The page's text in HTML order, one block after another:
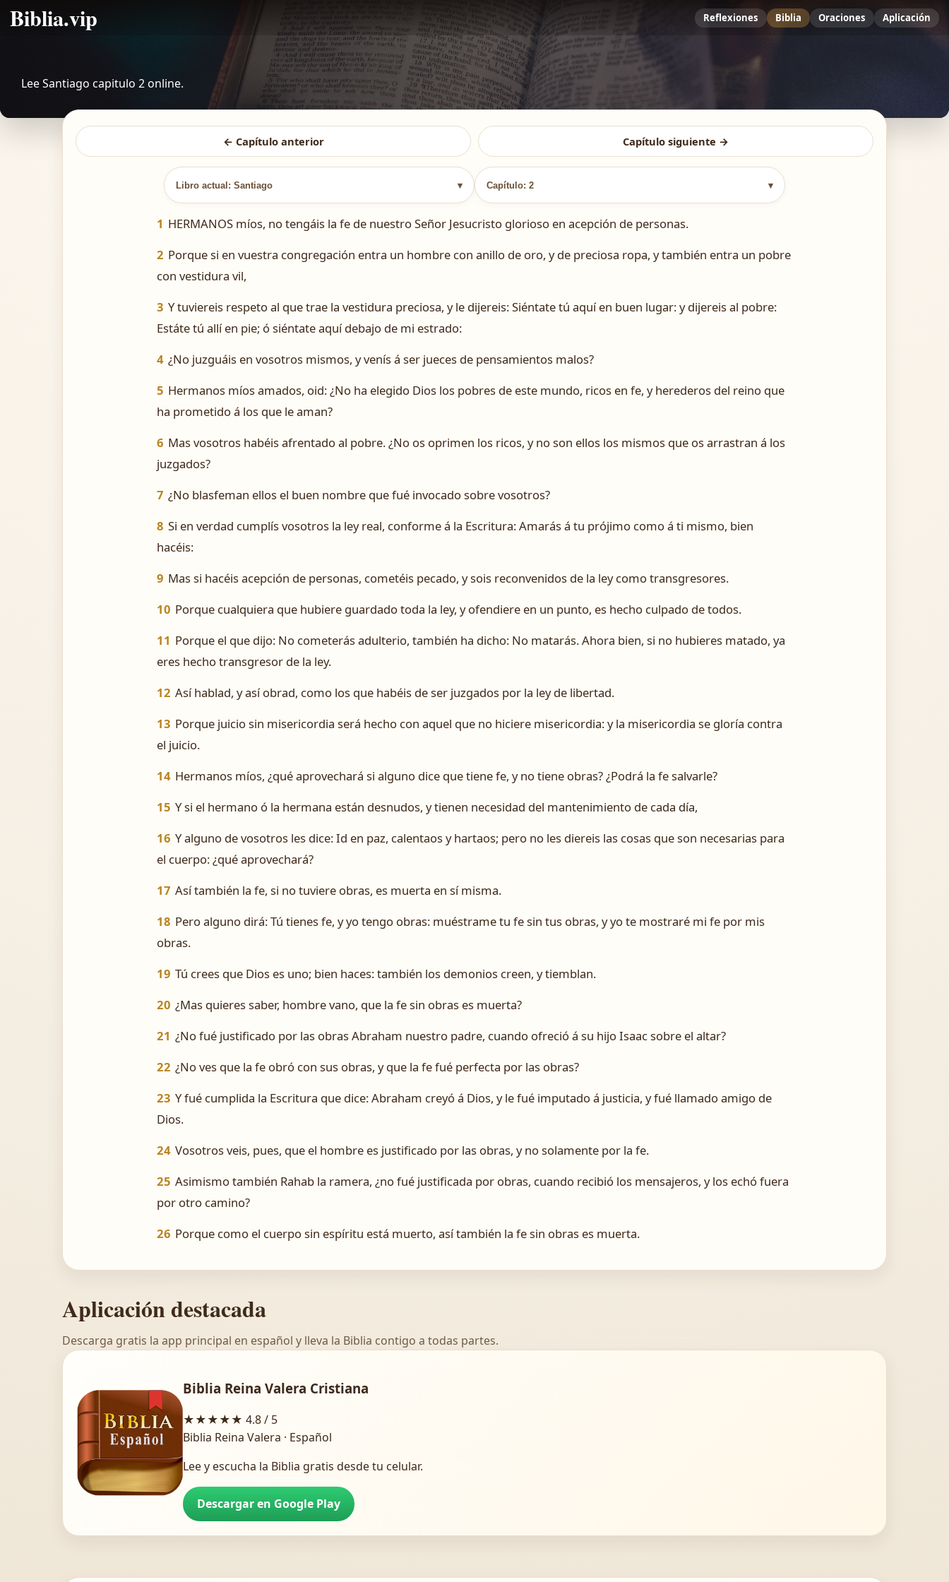
Biblia.vip Reflexiones Biblia Oraciones Aplicación
Lee Santiago capitulo 2 online.
← Capítulo anterior Capítulo siguiente →
Libro actual: Santiago ▾ Capítulo: 2 ▾
1 HERMANOS míos, no tengáis la fe de nuestro Señor Jesucristo glorioso en acepción de personas.
2 Porque si en vuestra congregación entra un hombre con anillo de oro, y de preciosa ropa, y también entra un pobre
con vestidura vil,
3 Y tuviereis respeto al que trae la vestidura preciosa, y le dijereis: Siéntate tú aquí en buen lugar: y dijereis al pobre:
Estáte tú allí en pie; ó siéntate aquí debajo de mi estrado:
4 ¿No juzguáis en vosotros mismos, y venís á ser jueces de pensamientos malos?
5 Hermanos míos amados, oid: ¿No ha elegido Dios los pobres de este mundo, ricos en fe, y herederos del reino que
ha prometido á los que le aman?
6 Mas vosotros habéis afrentado al pobre. ¿No os oprimen los ricos, y no son ellos los mismos que os arrastran á los
juzgados?
7 ¿No blasfeman ellos el buen nombre que fué invocado sobre vosotros?
8 Si en verdad cumplís vosotros la ley real, conforme á la Escritura: Amarás á tu prójimo como á ti mismo, bien
hacéis:
9 Mas si hacéis acepción de personas, cometéis pecado, y sois reconvenidos de la ley como transgresores.
10 Porque cualquiera que hubiere guardado toda la ley, y ofendiere en un punto, es hecho culpado de todos.
11 Porque el que dijo: No cometerás adulterio, también ha dicho: No matarás. Ahora bien, si no hubieres matado, ya
eres hecho transgresor de la ley.
12 Así hablad, y así obrad, como los que habéis de ser juzgados por la ley de libertad.
13 Porque juicio sin misericordia será hecho con aquel que no hiciere misericordia: y la misericordia se gloría contra
el juicio.
14 Hermanos míos, ¿qué aprovechará si alguno dice que tiene fe, y no tiene obras? ¿Podrá la fe salvarle?
15 Y si el hermano ó la hermana están desnudos, y tienen necesidad del mantenimiento de cada día,
16 Y alguno de vosotros les dice: Id en paz, calentaos y hartaos; pero no les diereis las cosas que son necesarias para
el cuerpo: ¿qué aprovechará?
17 Así también la fe, si no tuviere obras, es muerta en sí misma.
18 Pero alguno dirá: Tú tienes fe, y yo tengo obras: muéstrame tu fe sin tus obras, y yo te mostraré mi fe por mis
obras.
19 Tú crees que Dios es uno; bien haces: también los demonios creen, y tiemblan.
20 ¿Mas quieres saber, hombre vano, que la fe sin obras es muerta?
21 ¿No fué justificado por las obras Abraham nuestro padre, cuando ofreció á su hijo Isaac sobre el altar?
22 ¿No ves que la fe obró con sus obras, y que la fe fué perfecta por las obras?
23 Y fué cumplida la Escritura que dice: Abraham creyó á Dios, y le fué imputado á justicia, y fué llamado amigo de
Dios.
24 Vosotros veis, pues, que el hombre es justificado por las obras, y no solamente por la fe.
25 Asimismo también Rahab la ramera, ¿no fué justificada por obras, cuando recibió los mensajeros, y los echó fuera
por otro camino?
26 Porque como el cuerpo sin espíritu está muerto, así también la fe sin obras es muerta.
Aplicación destacada
Descarga gratis la app principal en español y lleva la Biblia contigo a todas partes.
Biblia Reina Valera Cristiana
★★★★★ 4.8 / 5
Biblia Reina Valera · Español
Lee y escucha la Biblia gratis desde tu celular.
Descargar en Google Play